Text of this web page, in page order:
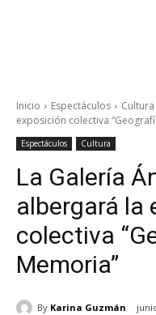
Inicio Espectáculos Cultura
exposición colectiva
Espectáculos Cultura
La Galería
albergará la
colectiva
Memoria”
By Karina Guzmán